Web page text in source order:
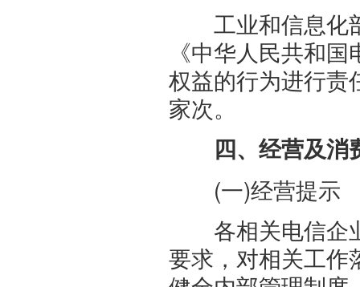
工业和信息化
《中华人民共和
权益的行为进行责
家次。
四、经营及消
(一)经营提示
各相关电信企
要求，对相关工作